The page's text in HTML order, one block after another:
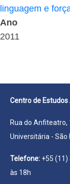
linguagem e
Ano
2011
Centro de Estudos
Rua do Anfiteatro,
Universitária - São
Telefone: +55 (11)
às 18h